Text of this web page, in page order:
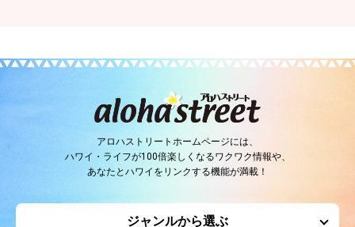
アロハストリートホームページには、
ハワイ・ライフが100倍楽しくなるワクワク情報や、
あなたとハワイをリンクする機能が満載！
ジャンルから選ぶ